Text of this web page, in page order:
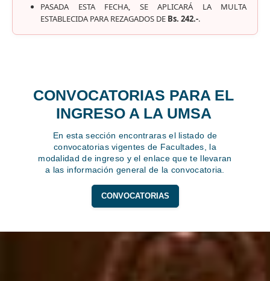
PASADA ESTA FECHA, SE APLICARÁ LA MULTA
ESTABLECIDA PARA REZAGADOS DE Bs. 242.-.
CONVOCATORIAS PARA EL
INGRESO A LA UMSA
En esta sección encontraras el listado de
convocatorias vigentes de Facultades, la
modalidad de ingreso y el enlace que te llevaran
a las información general de la convocatoria.
CONVOCATORIAS